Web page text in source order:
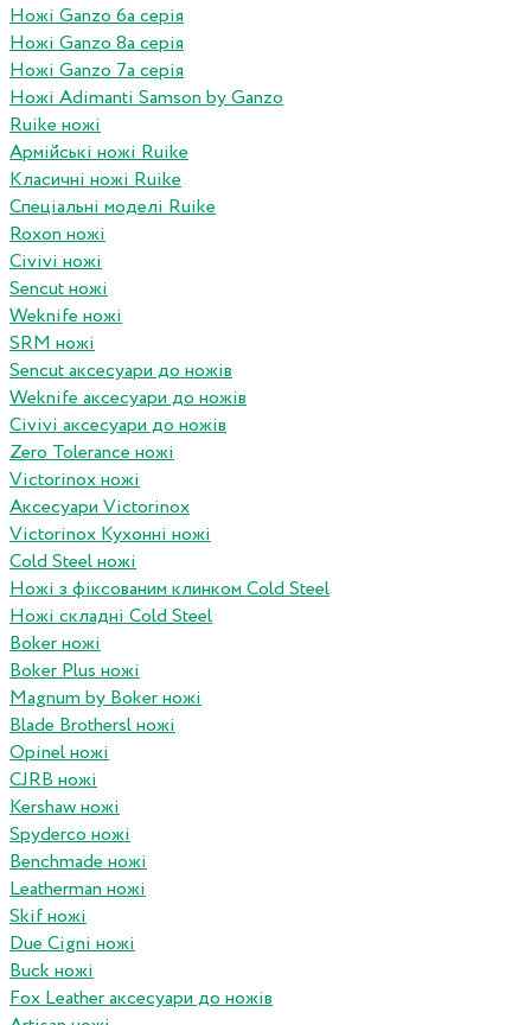
Ножі Ganzo 6а серія
Ножі Ganzo 8а серія
Ножі Ganzo 7а серія
Ножі Adimanti Samson by Ganzo
Ruike ножі
Армійські ножі Ruike
Класичні ножі Ruike
Спеціальні моделі Ruike
Roxon ножi
Civivi ножі
Sencut ножі
Weknife ножі
SRM ножі
Sencut аксесуари до ножів
Weknife аксесуари до ножів
Civivi аксесуари до ножів
Zero Tolerance ножі
Victorinox ножі
Аксесуари Victorinox
Victorinox Кухонні ножі
Cold Steel ножі
Ножі з фіксованим клинком Cold Steel
Ножі складні Cold Steel
Boker ножі
Boker Plus ножі
Magnum by Boker ножі
Blade Brothersl ножі
Opinel ножі
CJRB ножі
Kershaw ножі
Spyderco ножі
Benchmade ножі
Leatherman ножі
Skif ножі
Due Cigni ножі
Buck ножі
Fox Leather аксесуари до ножів